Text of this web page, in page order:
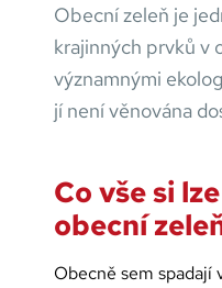
Obecní zeleň je
krajinných prvků v
významnými
jí není věnována
Co vše si
obecní
Obecně sem spadají